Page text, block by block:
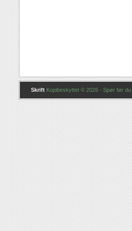
Skrift Kopibeskyttet © 2026 - Spør før